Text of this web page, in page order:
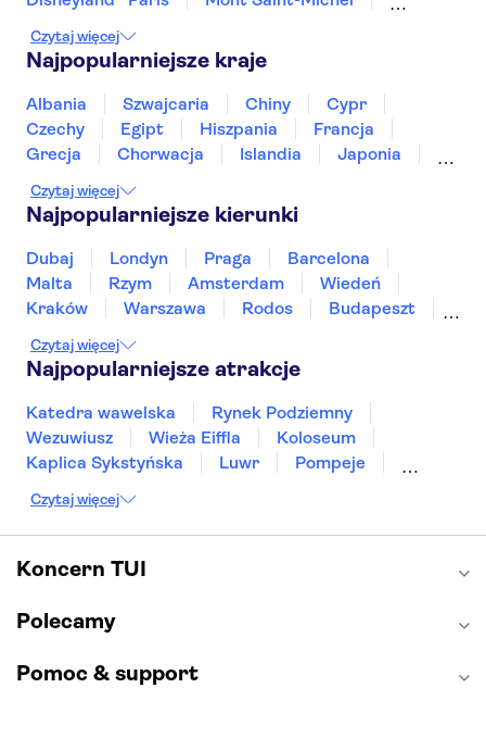
Pałac papieski w Awinionie
Katedra Notre-Dame
Kaplica Sainte Chapelle oraz Conciergerie
Dolina Loary
Luwr
Park Asterixa
Plac Trocadéro
Opera Garnier
Czytaj więcej
Najpopularniejsze kraje
Albania Szwajcaria Chiny
Cypr
Czechy
Egipt Hiszpania
Francja
Grecja
Chorwacja Islandia
Japonia
Tajlandia
Tunezja Turcja
Czytaj więcej
Najpopularniejsze kierunki
Dubaj Londyn Praga
Barcelona
Malta
Rzym Amsterdam
Wiedeń
Kraków
Warszawa Rodos
Budapeszt
Poznań
Sopot Gdynia
Czytaj więcej
Najpopularniejsze atrakcje
Katedra wawelska
Rynek Podziemny
Wezuwiusz
Wieża Eiffla
Koloseum
Kaplica Sykstyńska
Luwr
Pompeje
Akropol
Wawel
Park Güell
Alhambra
Caminito del Rey
Energylandia
Czytaj więcej
Koncern TUI
Polecamy
Pomoc & support